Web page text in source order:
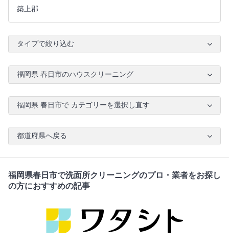
築上郡
タイプで絞り込む
福岡県 春日市のハウスクリーニング
福岡県 春日市で カテゴリーを選択し直す
都道府県へ戻る
福岡県春日市で洗面所クリーニングのプロ・業者をお探し
の方におすすめの記事